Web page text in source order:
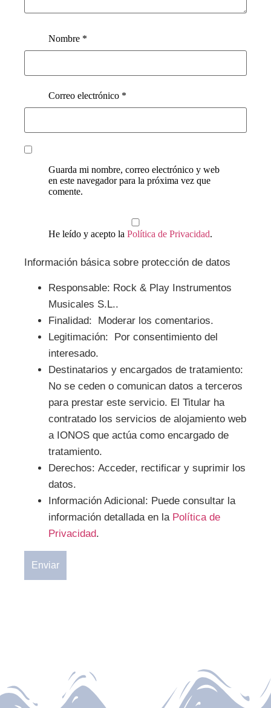
Nombre *
Correo electrónico *
Guarda mi nombre, correo electrónico y web
en este navegador para la próxima vez que
comente.
He leído y acepto la Política de Privacidad.
Información básica sobre protección de datos
Responsable: Rock & Play Instrumentos
Musicales S.L..
Finalidad: Moderar los comentarios.
Legitimación: Por consentimiento del
interesado.
Destinatarios y encargados de tratamiento:
No se ceden o comunican datos a terceros
para prestar este servicio. El Titular ha
contratado los servicios de alojamiento web
a IONOS que actúa como encargado de
tratamiento.
Derechos: Acceder, rectificar y suprimir los
datos.
Información Adicional: Puede consultar la
información detallada en la Política de
Privacidad.